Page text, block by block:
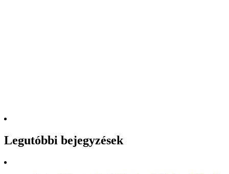
Legutóbbi bejegyzések